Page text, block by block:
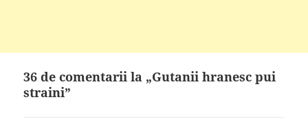
36 de comentarii la „Gutanii hranesc pui
straini”